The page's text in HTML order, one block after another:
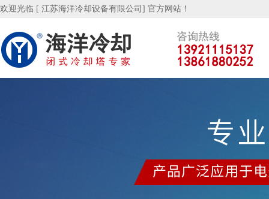
欢迎光临 [ 江苏海洋冷却设备有限公司] 官方网站！